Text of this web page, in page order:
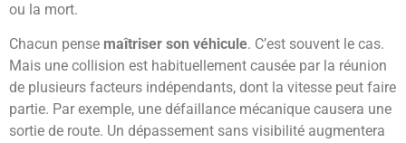
ou la mort.
Chacun pense maîtriser son véhicule. C’est souvent le cas.
Mais une collision est habituellement causée par la réunion
de plusieurs facteurs indépendants, dont la vitesse peut faire
partie. Par exemple, une défaillance mécanique causera une
sortie de route. Un dépassement sans visibilité augmentera